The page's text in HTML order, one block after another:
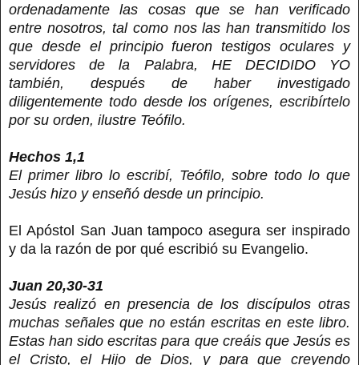
ordenadamente las cosas que se han verificado
entre nosotros, tal como nos las han transmitido los
que desde el principio fueron testigos oculares y
servidores de la Palabra, HE DECIDIDO YO
también, después de haber investigado
diligentemente todo desde los orígenes, escribírtelo
por su orden, ilustre Teófilo.
Hechos 1,1
El primer libro lo escribí, Teófilo, sobre todo lo que
Jesús hizo y enseñó desde un principio.
El Apóstol San Juan tampoco asegura ser inspirado
y da la razón de por qué escribió su Evangelio.
Juan 20,30-31
Jesús realizó en presencia de los discípulos otras
muchas señales que no están escritas en este libro.
Estas han sido escritas para que creáis que Jesús es
el Cristo, el Hijo de Dios, y para que creyendo